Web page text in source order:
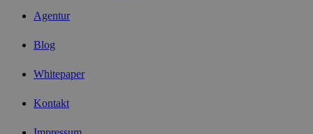
Agentur
Blog
Whitepaper
Kontakt